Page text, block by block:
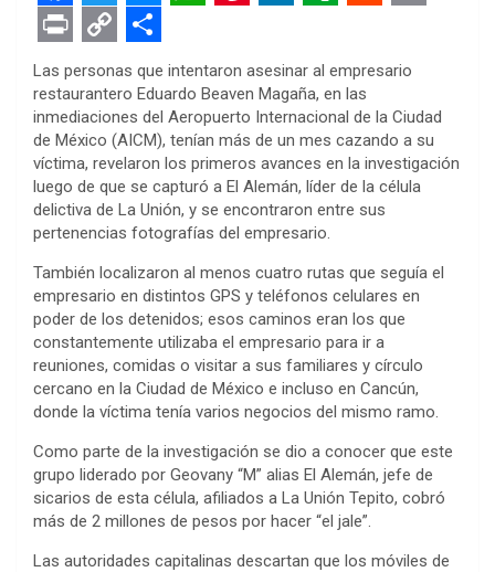
F
a
c
e
b
o
o
k
T
w
i
t
t
e
r
M
e
s
s
e
n
g
e
r
h
a
t
s
A
p
p
i
n
t
e
r
e
s
t
i
n
k
e
d
I
n
v
e
r
n
o
t
e
e
d
d
i
t
m
i
l
P
r
i
n
t
C
o
p
y
L
i
n
k
S
h
a
r
e
Las personas que intentaron asesinar al empresario
restaurantero Eduardo Beaven Magaña, en las
inmediaciones del Aeropuerto Internacional de la Ciudad
de México (AICM), tenían más de un mes cazando a su
víctima, revelaron los primeros avances en la investigación
luego de que se capturó a El Alemán, líder de la célula
delictiva de La Unión, y se encontraron entre sus
pertenencias fotografías del empresario.
También localizaron al menos cuatro rutas que seguía el
empresario en distintos GPS y teléfonos celulares en
poder de los detenidos; esos caminos eran los que
constantemente utilizaba el empresario para ir a
reuniones, comidas o visitar a sus familiares y círculo
cercano en la Ciudad de México e incluso en Cancún,
donde la víctima tenía varios negocios del mismo ramo.
Como parte de la investigación se dio a conocer que este
grupo liderado por Geovany “M” alias El Alemán, jefe de
sicarios de esta célula, afiliados a La Unión Tepito, cobró
más de 2 millones de pesos por hacer “el jale”.
Las autoridades capitalinas descartan que los móviles de